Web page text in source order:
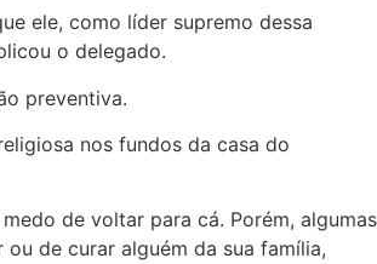
ele, como líder supremo dessa
o delegado.
preventiva.
nos fundos da casa do
de voltar para cá. Porém, algumas
de curar alguém da sua família,